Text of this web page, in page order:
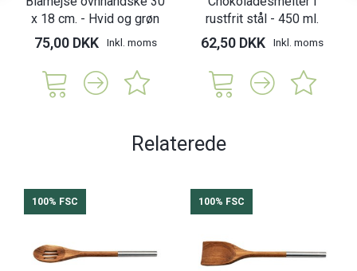
x 18 cm. - Hvid og grøn
75,00 DKK Inkl. moms
rustfrit stål - 450 ml.
62,50 DKK Inkl. moms
Relaterede
100% FSC 100% FSC